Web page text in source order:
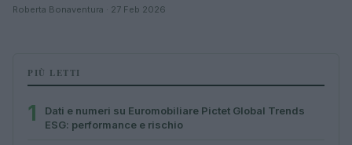
Roberta Bonaventura · 27 Feb 2026
PIÙ LETTI
1
Dati e numeri su Euromobiliare Pictet Global Trends
ESG: performance e rischio